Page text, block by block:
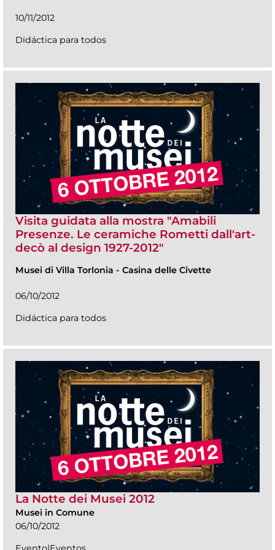
10/11/2012
Didáctica para todos
Visita guidata alla mostra "Amabili
Presenze. Le ceramiche Rometti dall'art-
decò al design 1927-2012"
Musei di Villa Torlonia - Casina delle Civette
06/10/2012
Didáctica para todos
La Notte dei Musei 2012
Musei in Comune
06/10/2012